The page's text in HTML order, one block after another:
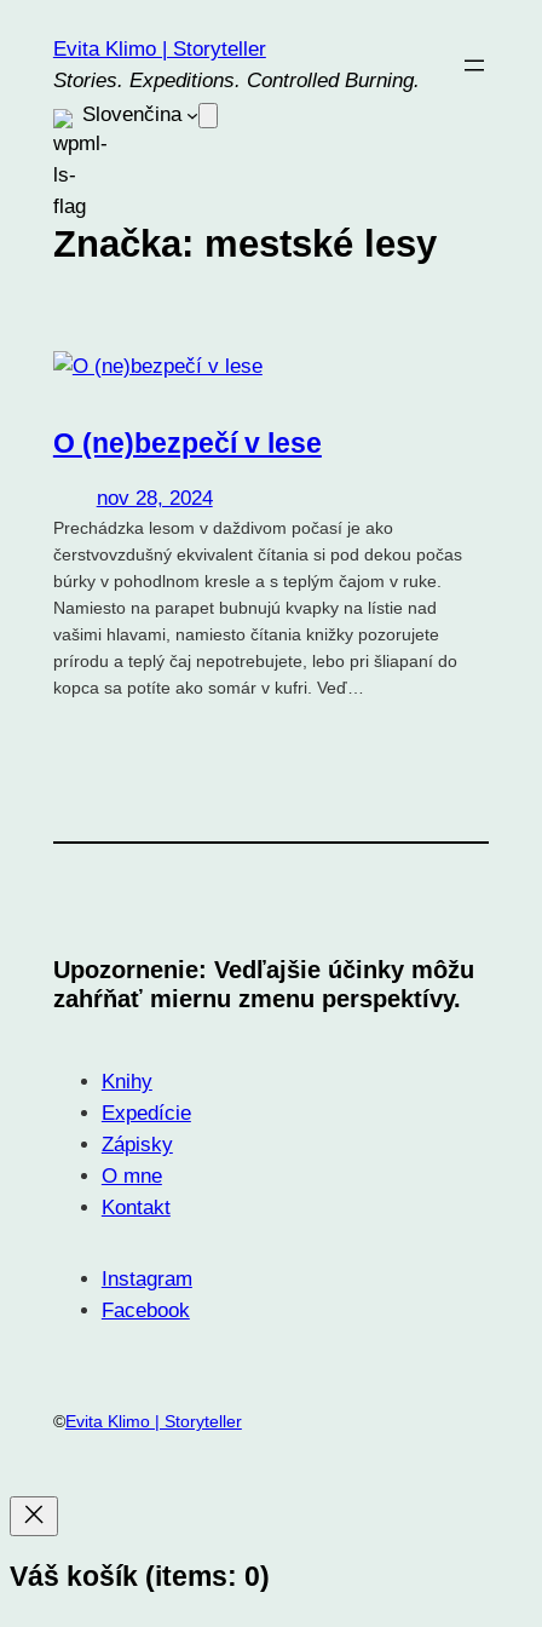
obsah
Evita Klimo | Storyteller
Stories. Expeditions. Controlled Burning.
Slovenčina
Značka: mestské lesy
O (ne)bezpečí v lese
nov 28, 2024
Prechádzka lesom v daždivom počasí je ako
čerstvovzdušný ekvivalent čítania si pod dekou počas
búrky v pohodlnom kresle a s teplým čajom v ruke.
Namiesto na parapet bubnujú kvapky na lístie nad
vašimi hlavami, namiesto čítania knižky pozorujete
prírodu a teplý čaj nepotrebujete, lebo pri šliapaní do
kopca sa potíte ako somár v kufri. Veď…
Upozornenie: Vedľajšie účinky môžu
zahŕňať miernu zmenu perspektívy.
Knihy
Expedície
Zápisky
O mne
Kontakt
Instagram
Facebook
©Evita Klimo | Storyteller
Váš košík (items: 0)